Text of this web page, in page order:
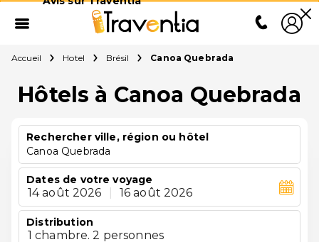
Accueil Hotel Brésil Canoa Quebrada
Hôtels à Canoa Quebrada
Rechercher ville, région ou hôtel
Canoa Quebrada
Dates de votre voyage
14 août 2026 16 août 2026
Distribution
1 chambre. 2 personnes